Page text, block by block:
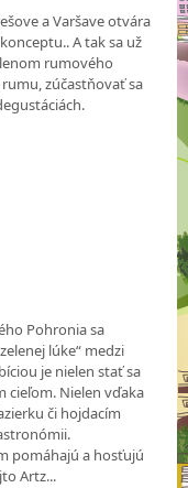
a Varšave otvára
A tak sa už
rumového
zúčastňovať sa
Pohronia sa
lúke“ medzi
je nielen stať sa
cieľom. Nielen vďaka
či hojdacím
pomáhajú a hosťujú
Artz...